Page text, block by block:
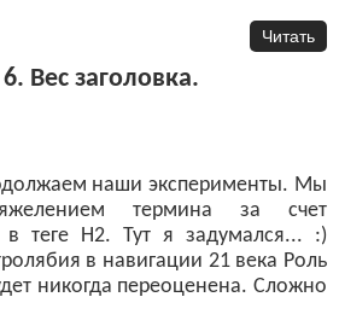
Читать
Вес заголовка.
наши эксперименты. Мы
термина за счет
в теге H2. Тут я задумался... :)
в навигации 21 века Роль
никогда переоценена. Сложно